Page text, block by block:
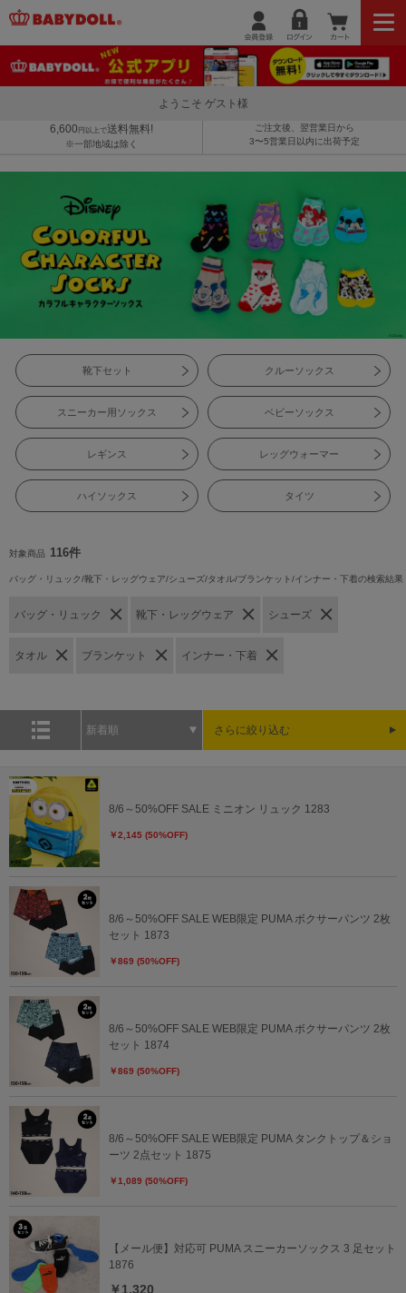
ようこそ ゲスト様
6,600 円以上で送料無料!
※一部地域は除く
ご注文後、翌営業日から
3〜5営業日以内に出荷予定
靴下セット クルーソックス
スニーカー用ソックス ベビーソックス
レギンス レッグウォーマー
ハイソックス タイツ
対象商品 116件
バッグ・リュック/靴下・レッグウェア/シューズ/タオル/ブランケット/インナー・下着の検索結果
バッグ・リュック 靴下・レッグウェア シューズ
タオル ブランケット インナー・下着
新着順 さらに絞り込む
8/6～50%OFF SALE ミニオン リュック 1283
￥2,145 (50%OFF)
8/6～50%OFF SALE WEB限定 PUMA ボクサーパンツ 2枚
セット 1873
￥869 (50%OFF)
8/6～50%OFF SALE WEB限定 PUMA ボクサーパンツ 2枚
セット 1874
￥869 (50%OFF)
8/6～50%OFF SALE WEB限定 PUMA タンクトップ＆ショ
ーツ 2点セット 1875
￥1,089 (50%OFF)
【メール便】対応可 PUMA スニーカーソックス 3 足セット
1876
￥1,320